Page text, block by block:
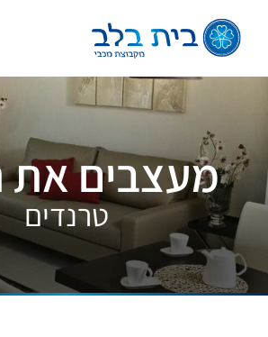
לתוכן
מעצבים את
טרנדים